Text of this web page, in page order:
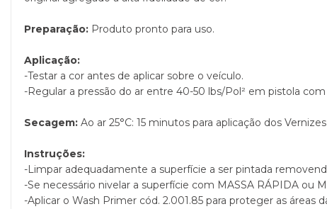
Preparação: Produto pronto para uso.
Aplicação:
-Testar a cor antes de aplicar sobre o veículo.
-Regular a pressão do ar entre 40-50 lbs/Pol² em pistola
Secagem: Ao ar 25°C: 15 minutos para aplicação dos
Instruções:
-Limpar adequadamente a superfície a ser pintada
-Se necessário nivelar a superfície com MASSA RÁPIDA ou
-Aplicar o Wash Primer cód. 2.001.85 para proteger as áreas